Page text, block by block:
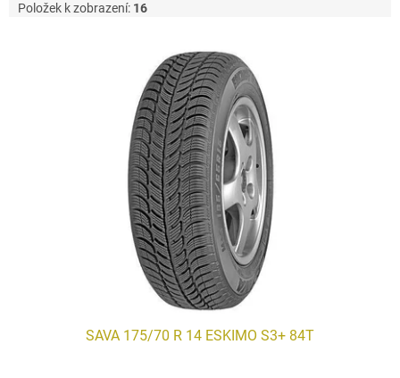
Položek k zobrazení: 16
SAVA 175/70 R 14 ESKIMO S3+ 84T